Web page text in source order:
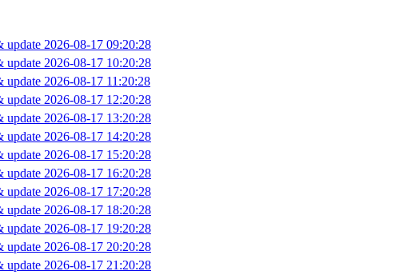
update 2026-08-17 09:20:28
update 2026-08-17 10:20:28
update 2026-08-17 11:20:28
update 2026-08-17 12:20:28
update 2026-08-17 13:20:28
update 2026-08-17 14:20:28
update 2026-08-17 15:20:28
update 2026-08-17 16:20:28
update 2026-08-17 17:20:28
update 2026-08-17 18:20:28
update 2026-08-17 19:20:28
update 2026-08-17 20:20:28
update 2026-08-17 21:20:28